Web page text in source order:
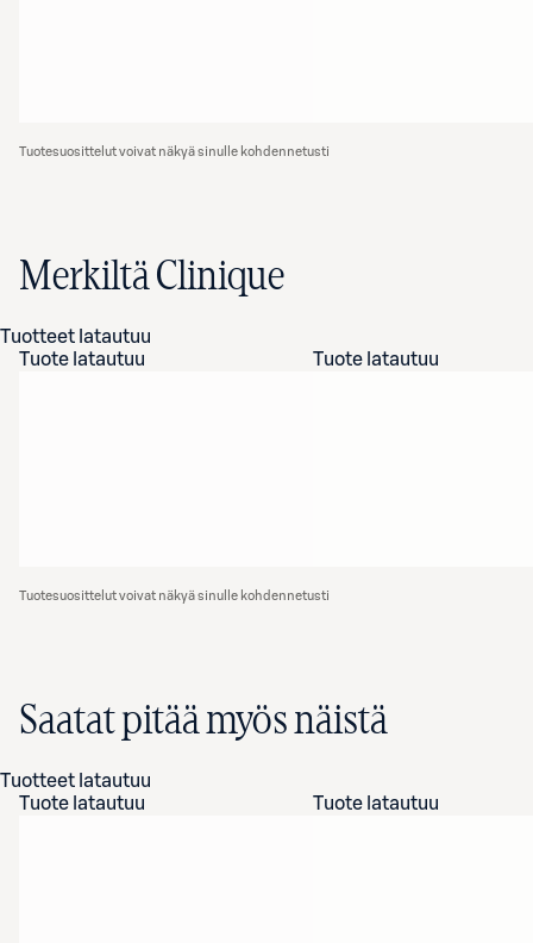
Tuotesuosittelut voivat näkyä sinulle kohdennetusti
Merkiltä Clinique
Tuotteet latautuu
Tuote latautuu
Tuote latautuu
Tuotesuosittelut voivat näkyä sinulle kohdennetusti
Saatat pitää myös näistä
Tuotteet latautuu
Tuote latautuu
Tuote latautuu